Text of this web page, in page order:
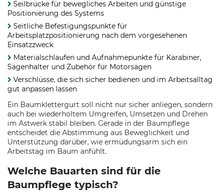
Seilbrücke für bewegliches Arbeiten und günstige
Positionierung des Systems
Seitliche Befestigungspunkte für
Arbeitsplatzpositionierung nach dem vorgesehenen
Einsatzzweck
Materialschlaufen und Aufnahmepunkte für Karabiner,
Sägenhalter und Zubehör für Motorsägen
Verschlüsse, die sich sicher bedienen und im Arbeitsalltag
gut anpassen lassen
Ein Baumklettergurt soll nicht nur sicher anliegen, sondern
auch bei wiederholtem Umgreifen, Umsetzen und Drehen
im Astwerk stabil bleiben. Gerade in der Baumpflege
entscheidet die Abstimmung aus Beweglichkeit und
Unterstützung darüber, wie ermüdungsarm sich ein
Arbeitstag im Baum anfühlt.
Welche Bauarten sind für die
Baumpflege typisch?